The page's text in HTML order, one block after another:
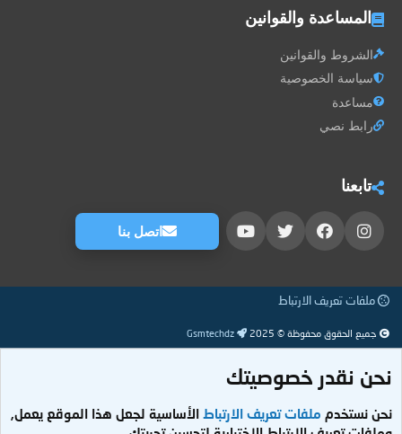
المساعدة والقوانين
الشروط والقوانين
سياسة الخصوصية
مساعدة
رابط نصي
تابعنا
اتصل بنا
ملفات تعريف الارتباط
جميع الحقوق محفوظة © 2025
نحن نقدر خصوصيتك
نحن نستخدم ملفات تعريف الارتباط الأساسية لجعل هذا الموقع يعمل,